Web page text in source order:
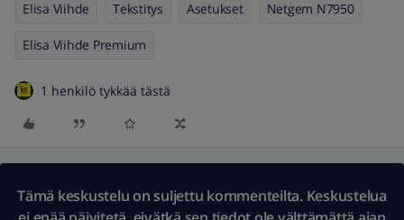
Elisa Viihde Tekstitys Asetukset Netgem N7950
Elisa Viihde Premium
1 henkilö tykkää tästä
Tämä keskustelu on suljettu kommenteilta. Keskustelua